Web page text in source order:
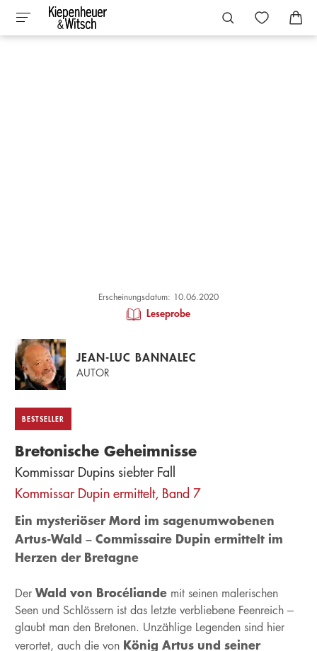
Erscheinungsdatum: 10.06.2020
Leseprobe
JEAN-LUC BANNALEC
AUTOR
BESTSELLER
Bretonische Geheimnisse
Kommissar Dupins siebter Fall
Kommissar Dupin ermittelt, Band 7
Ein mysteriöser Mord im sagenumwobenen
Artus-Wald – Commissaire Dupin ermittelt im
Herzen der Bretagne
Der Wald von Brocéliandemit seinen malerischen
Seen und Schlössern ist das letzte verbliebene Feenreich –
glaubt man den Bretonen. Unzählige Legenden sind hier
verortet, auch die von König Artus und seiner